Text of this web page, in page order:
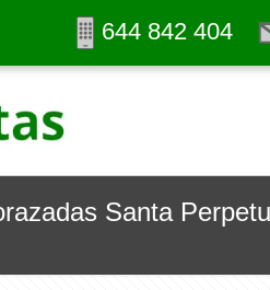
644 842 404
Santa